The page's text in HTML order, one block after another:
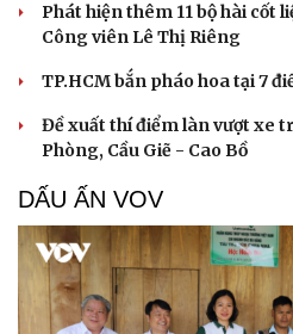
Phát hiện thêm 11 bộ hài cốt
Công viên Lê Thị Riêng
TP.HCM bắn pháo hoa tại 7
Đề xuất thí điểm làn vượt xe
Phòng, Cầu Giẽ - Cao Bồ
DẤU ẤN VOV